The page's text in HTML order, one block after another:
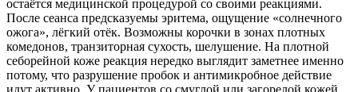
остаётся медицинской процедурой со своими реакциями.
После сеанса предсказуемы эритема, ощущение «солнечного
ожога», лёгкий отёк. Возможны корочки в зонах плотных
комедонов, транзиторная сухость, шелушение. На плотной
себорейной коже реакция нередко выглядит заметнее именно
потому, что разрушение пробок и антимикробное действие
идут активно. У пациентов со смуглой или загорелой кожей